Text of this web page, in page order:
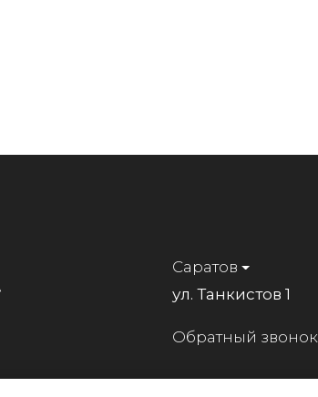
Саратов
ул. Танкистов 1
Обратный звонок